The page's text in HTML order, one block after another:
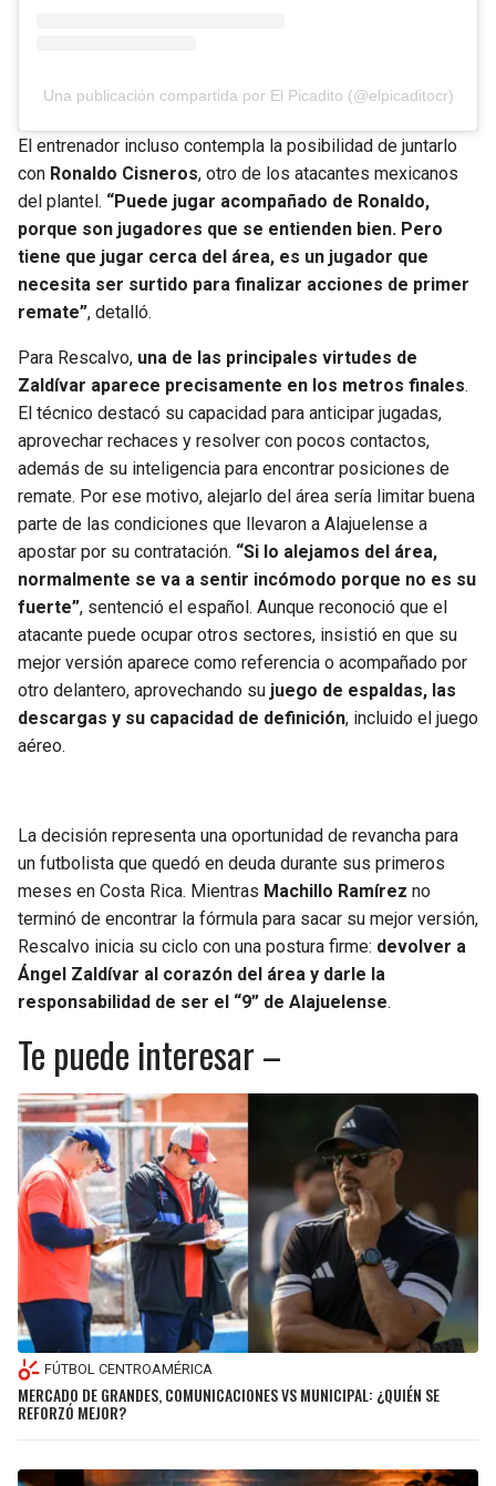
Una publicación compartida por El Picadito (@elpicaditocr)
El entrenador incluso contempla la posibilidad de juntarlo
con Ronaldo Cisneros, otro de los atacantes mexicanos
del plantel. “Puede jugar acompañado de Ronaldo,
porque son jugadores que se entienden bien. Pero
tiene que jugar cerca del área, es un jugador que
necesita ser surtido para finalizar acciones de primer
remate”, detalló.
Para Rescalvo, una de las principales virtudes de
Zaldívar aparece precisamente en los metros finales.
El técnico destacó su capacidad para anticipar jugadas,
aprovechar rechaces y resolver con pocos contactos,
además de su inteligencia para encontrar posiciones de
remate. Por ese motivo, alejarlo del área sería limitar buena
parte de las condiciones que llevaron a Alajuelense a
apostar por su contratación. “Si lo alejamos del área,
normalmente se va a sentir incómodo porque no es su
fuerte”, sentenció el español. Aunque reconoció que el
atacante puede ocupar otros sectores, insistió en que su
mejor versión aparece como referencia o acompañado por
otro delantero, aprovechando su juego de espaldas, las
descargas y su capacidad de definición, incluido el juego
aéreo.
La decisión representa una oportunidad de revancha para
un futbolista que quedó en deuda durante sus primeros
meses en Costa Rica. Mientras Machillo Ramírez no
terminó de encontrar la fórmula para sacar su mejor versión,
Rescalvo inicia su ciclo con una postura firme: devolver a
Ángel Zaldívar al corazón del área y darle la
responsabilidad de ser el “9” de Alajuelense.
Te puede interesar –
FÚTBOL CENTROAMÉRICA
MERCADO DE GRANDES, COMUNICACIONES VS MUNICIPAL: ¿QUIÉN SE
REFORZÓ MEJOR?